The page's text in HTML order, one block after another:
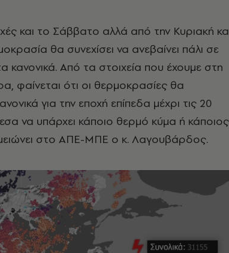
και το Σάββατο αλλά από την Κυριακή
θα συνεχίσει να ανεβαίνει πάλι σε
κανονικά. Από τα στοιχεία που έχουμε στη
φαίνεται ότι οι θερμοκρασίες θα
για την εποχή επίπεδα μέχρι τις 20
να υπάρχει κάποιο θερμό κύμα ή κάποιος
στο ΑΠΕ-ΜΠΕ ο κ. Λαγουβάρδος.